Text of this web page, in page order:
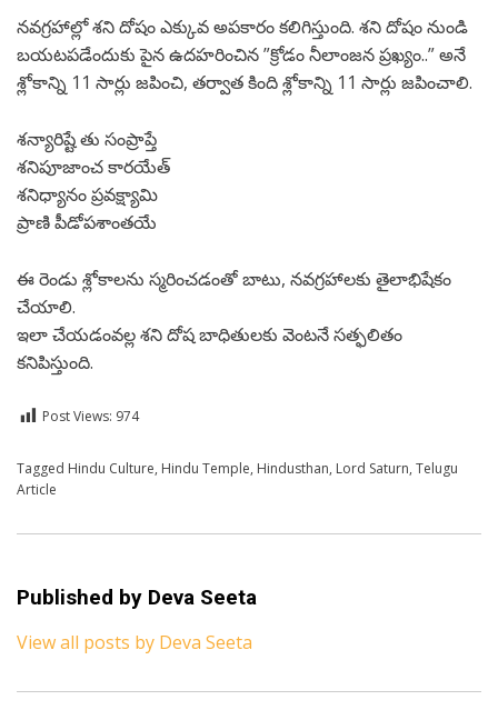
నవగ్రహాల్లో శని దోషం ఎక్కువ అపకారం కలిగిస్తుంది. శని దోషం నుండి
బయటపడేందుకు పైన ఉదహరించిన ”క్రోడం నీలాంజన ప్రఖ్యం..” అనే
శ్లోకాన్ని 11 సార్లు జపించి, తర్వాత కింది శ్లోకాన్ని 11 సార్లు జపించాలి.
శన్యారిష్టే తు సంప్రాప్తే
శనిపూజాంచ కారయేత్
శనిధ్యానం ప్రవక్ష్యామి
ప్రాణి పీడోపశాంతయే
ఈ రెండు శ్లోకాలను స్మరించడంతో బాటు, నవగ్రహాలకు తైలాభిషేకం
చేయాలి.
ఇలా చేయడంవల్ల శని దోష బాధితులకు వెంటనే సత్ఫలితం
కనిపిస్తుంది.
Post Views: 974
Posted inTelugu
Tagged Hindu Culture, Hindu Temple, Hindusthan, Lord Saturn, Telugu
Article
Published by Deva Seeta
View all posts by Deva Seeta